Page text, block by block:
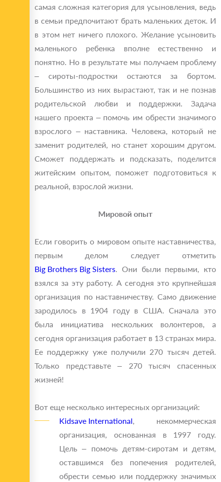
самая сложная категория для усыновления, ведь
в семьи предпочитают брать маленьких деток. И
в этом нет ничего плохого. Желание усыновить
маленького ребенка вполне естественно и
понятно. Но в результате мы получаем проблему
– сироты-подростки остаются за бортом.
Большинство из них вырастают, так и не познав
родительской любви и поддержки. Задача
нашего проекта – помочь им обрести значимого
взрослого – наставника. Человека, который не
заменит родителей, но станет хорошим другом.
Сможет поддержать и подсказать, поделится
житейским опытом, поможет подготовиться к
реальной, взрослой жизни.
Мировой опыт
Если говорить о мировом опыте наставничества,
первым делом следует отметить
Big Brothers Big Sisters . Они были первыми, кто
взялся за эту работу. А сегодня это крупнейшая
организация по наставничеству. Само движение
зародилось в 1904 году в США. Сначала это
была инициатива нескольких волонтеров, а
сегодня организация работает в 13 странах мира.
Ее поддержку уже получили 270 тысяч детей.
Только представьте – 270 тысяч спасенных
жизней!
Вот еще несколько интересных организаций:
Kidsave International , некоммерческая
организация, основанная в 1997 году.
Цель – помочь детям-сиротам и детям,
оставшимся без попечения родителей,
обрести семью или поддержку значимых